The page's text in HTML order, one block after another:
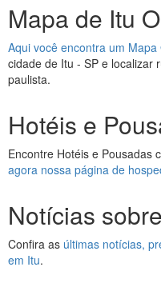
Mapa de Itu
Aqui você encontra um Mapa
cidade de Itu - SP e localizar
paulista.
Hotéis e
Encontre Hotéis e Pousadas
agora nossa página de
Notícias
Confira as últimas notícias,
em Itu.